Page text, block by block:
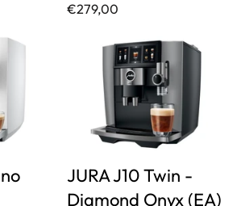
€279,00
JURA J10 Twin -
Diamond Onyx (EA)